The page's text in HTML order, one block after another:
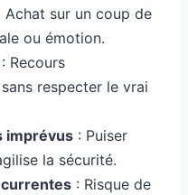
Achat sur un coup de
ou émotion.
: Recours
respecter le vrai
imprévus : Puiser
la sécurité.
: Risque de